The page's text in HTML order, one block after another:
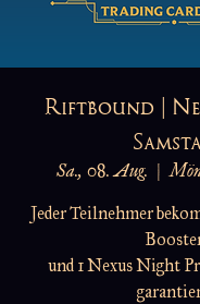
Riftbound |
Sa., 08. Aug.
  |
Jeder Teilnehmer
und 1 Nexus Night